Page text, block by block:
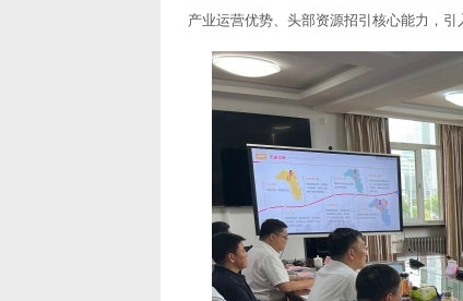
产业运营优势、头部资源招引核心能力，